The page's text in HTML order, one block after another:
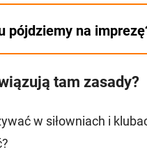
pójdziemy na
tam zasady?
w siłowniach i